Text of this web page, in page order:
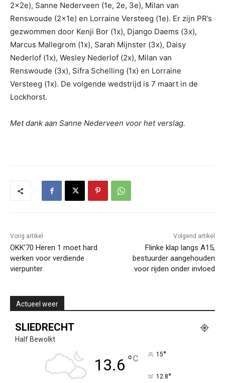
2x2e), Sanne Nederveen (1e, 2e, 3e), Milan van
Renswoude (2x1e) en Lorraine Versteeg (1e). Er zijn PR’s
gezwommen door Kenji Bor (1x), Django Daems (3x),
Marcus Mallegrom (1x), Sarah Mijnster (3x), Daisy
Nederlof (1x), Wesley Nederlof (2x), Milan van
Renswoude (3x), Sifra Schelling (1x) en Lorraine
Versteeg (1x). De volgende wedstrijd is 7 maart in de
Lockhorst.
Met dank aan Sanne Nederveen voor het verslag.
Vorig artikel
OKK’70 Heren 1 moet hard
werken voor verdiende
vierpunter
Volgend artikel
Flinke klap langs A15,
bestuurder aangehouden
voor rijden onder invloed
Actueel weer
SLIEDRECHT
Half Bewolkt
13.6 °C 15°
12.8°